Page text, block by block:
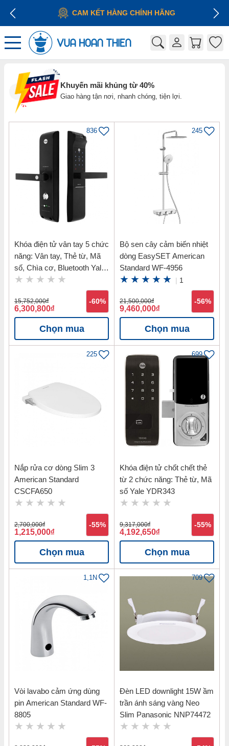
CAM KẾT HÀNG CHÍNH HÃNG
Khuyến mãi khủng từ 40%
Giao hàng tận nơi, nhanh chóng, tiện lợi.
836
Khóa điện tử vân tay 5 chức
năng: Vân tay, Thẻ từ, Mã
số, Chìa cơ, Bluetooth Yale
YDM7116 MB
15,752,000đ
6,300,800đ
-60%
Chọn mua
245
Bộ sen cây cảm biến nhiệt
dòng EasySET American
Standard WF-4956
| 1
21,500,000đ
9,460,000đ
-56%
Chọn mua
225
Nắp rửa cơ dòng Slim 3
American Standard
CSCFA650
2,700,000đ
1,215,000đ
-55%
Chọn mua
699
Khóa điện tử chốt chết thẻ
từ 2 chức năng: Thẻ từ, Mã
số Yale YDR343
9,317,000đ
4,192,650đ
-55%
Chọn mua
1,1N
Vòi lavabo cảm ứng dùng
pin American Standard WF-
8805
709
Đèn LED downlight 15W ầm
trần ánh sáng vàng Neo
Slim Panasonic NNP74472